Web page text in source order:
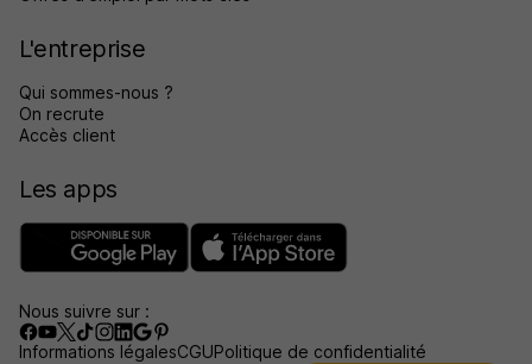
L'entreprise
Qui sommes-nous ?
On recrute
Accès client
Les apps
Nous suivre sur :
Informations légalesCGUPolitique de confidentialité